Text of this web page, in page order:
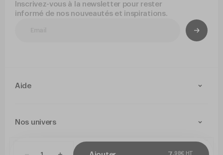
,98€ HT
Inscrivez-vous à la newsletter pour rester
informé de nos nouveautés et inspirations.
Aide
Livraison et retours
Nos univers